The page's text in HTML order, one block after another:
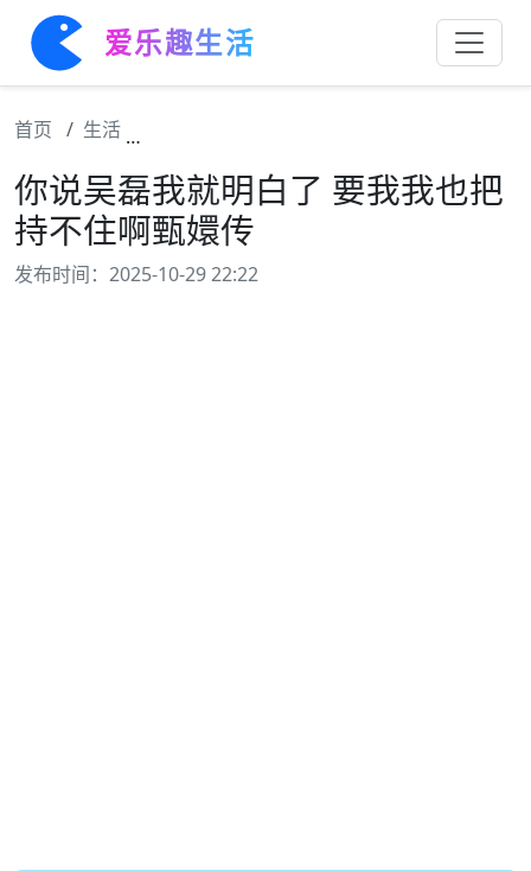
爱乐趣生活
首页 生活
你说吴磊我就明白了 要我我也把
持不住啊甄嬛传
发布时间：2025-10-29 22:22